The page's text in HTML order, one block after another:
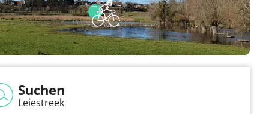
Suchen
Leiestreek